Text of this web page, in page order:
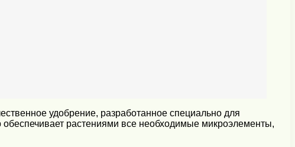
удобрение, разработанное специально для
растениями все необходимые микроэлементы,